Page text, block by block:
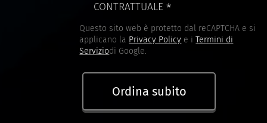
CONTRATTUALE
Questo sito web è protetto dal reCAPTCHA e si
applicano la Privacy Policy e iTermini di
Serviziodi Google.
Ordina subito